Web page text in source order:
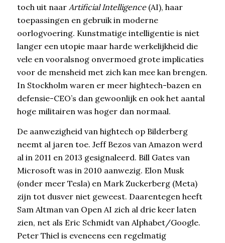
toch uit naar Artificial Intelligence(AI), haar
toepassingen en gebruik in moderne
oorlogvoering. Kunstmatige intelligentie is niet
langer een utopie maar harde werkelijkheid die
vele en vooralsnog onvermoed grote implicaties
voor de mensheid met zich kan mee kan brengen.
In Stockholm waren er meer hightech-bazen en
defensie-CEO’s dan gewoonlijk en ook het aantal
hoge militairen was hoger dan normaal.
De aanwezigheid van hightech op Bilderberg
neemt al jaren toe. Jeff Bezos van Amazon werd
al in 2011 en 2013 gesignaleerd. Bill Gates van
Microsoft was in 2010 aanwezig. Elon Musk
(onder meer Tesla) en Mark Zuckerberg (Meta)
zijn tot dusver niet geweest. Daarentegen heeft
Sam Altman van Open AI zich al drie keer laten
zien, net als Eric Schmidt van Alphabet/Google.
Peter Thiel is eveneens een regelmatig